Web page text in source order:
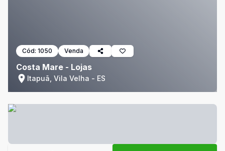
Cód: 1050 Venda
Costa Mare - Lojas
Itapuã, Vila Velha - ES